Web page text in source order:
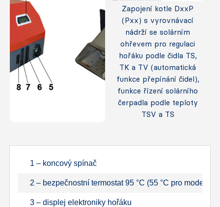
Zapojení kotle DxxP
(Pxx) s vyrovnávací
nádrží se solárním
ohřevem pro regulaci
hořáku podle čidla TS,
TK a TV (automatická
funkce přepínání čidel),
funkce řízení solárního
čerpadla podle teploty
TSV a TS
1 – koncový spínač
2 – bezpečnostní termostat 95 °C (55 °C pro modely
3 – displej elektroniky hořáku